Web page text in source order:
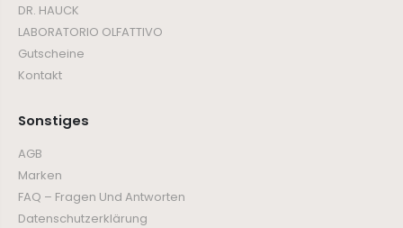
DR. HAUCK
LABORATORIO OLFATTIVO
Gutscheine
Kontakt
Sonstiges
AGB
Marken
FAQ – Fragen Und Antworten
Datenschutzerklärung